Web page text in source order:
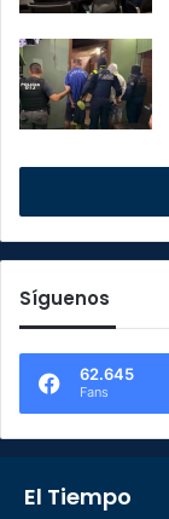
Síguenos
62.645
Fans
El Tiempo